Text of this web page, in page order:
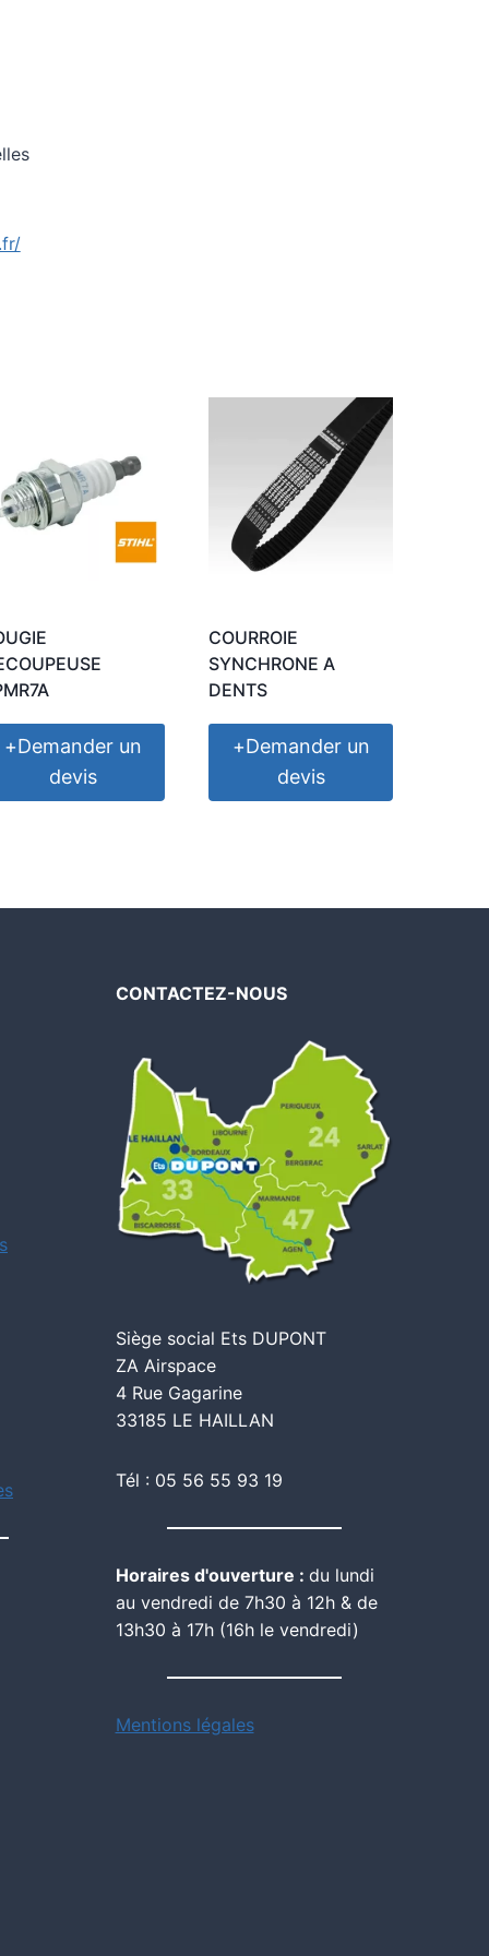
+Demander un
devis
COURROIE
SYNCHRONE A
DENTS
+Demander un
devis
CONTACTEZ-NOUS
Siège social Ets DUPONT
ZA Airspace
4 Rue Gagarine
33185 LE HAILLAN
Tél : 05 56 55 93 19
Horaires d'ouverture : du lundi
au vendredi de 7h30 à 12h & de
13h30 à 17h (16h le vendredi)
Mentions légales